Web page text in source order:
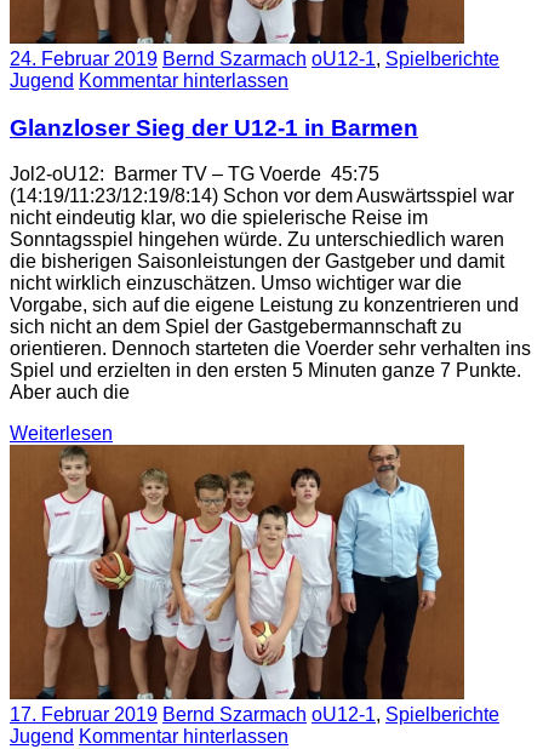
24. Februar 2019 Bernd Szarmach oU12-1, Spielberichte
Jugend Kommentar hinterlassen
Glanzloser Sieg der U12-1 in Barmen
Jol2-oU12: Barmer TV – TG Voerde 45:75
(14:19/11:23/12:19/8:14) Schon vor dem Auswärtsspiel war
nicht eindeutig klar, wo die spielerische Reise im
Sonntagsspiel hingehen würde. Zu unterschiedlich waren
die bisherigen Saisonleistungen der Gastgeber und damit
nicht wirklich einzuschätzen. Umso wichtiger war die
Vorgabe, sich auf die eigene Leistung zu konzentrieren und
sich nicht an dem Spiel der Gastgebermannschaft zu
orientieren. Dennoch starteten die Voerder sehr verhalten ins
Spiel und erzielten in den ersten 5 Minuten ganze 7 Punkte.
Aber auch die
Weiterlesen
17. Februar 2019 Bernd Szarmach oU12-1, Spielberichte
Jugend Kommentar hinterlassen